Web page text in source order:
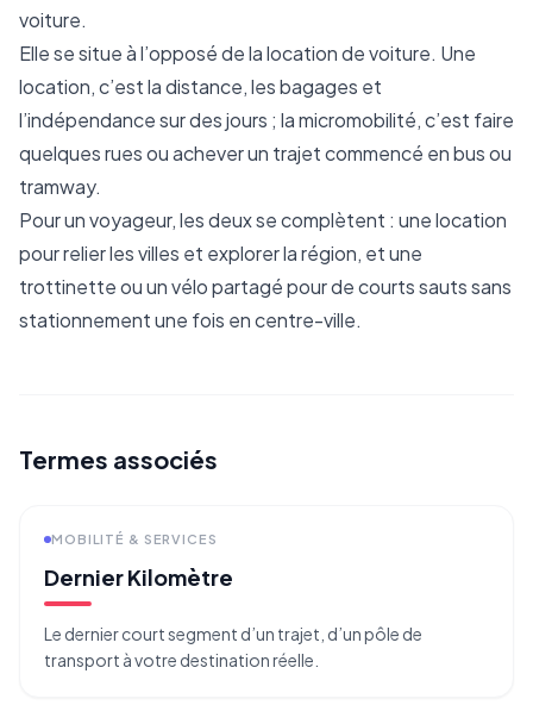
voiture.
Elle se situe à l’opposé de la location de voiture. Une
location, c’est la distance, les bagages et
l’indépendance sur des jours ; la micromobilité, c’est faire
quelques rues ou achever un trajet commencé en bus ou
tramway.
Pour un voyageur, les deux se complètent : une location
pour relier les villes et explorer la région, et une
trottinette ou un vélo partagé pour de courts sauts sans
stationnement une fois en centre-ville.
Termes associés
MOBILITÉ & SERVICES
Dernier Kilomètre
Le dernier court segment d’un trajet, d’un pôle de
transport à votre destination réelle.